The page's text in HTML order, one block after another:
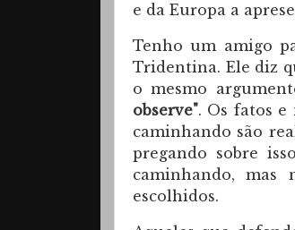
e da Europa a
Tenho um amigo
Tridentina. Ele diz
o mesmo
observe". Os fatos
caminhando são
pregando sobre
caminhando, mas
escolhidos.